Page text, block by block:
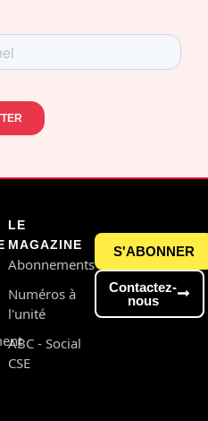
LE
MAGAZINE
Abonnements
Numéros à
l'unité
ABC - Social
CSE
S'ABONNER
Contactez-
nous